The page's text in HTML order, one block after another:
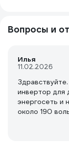
Вопросы и
Илья
11.02.2026
инвертор для
энергосеть и
около 190